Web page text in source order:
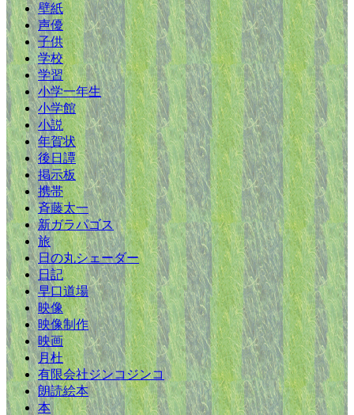
壁紙
声優
子供
学校
学習
小学一年生
小学館
小説
年賀状
後日譚
掲示板
携帯
斉藤太一
新ガラパゴス
旅
日の丸シェーダー
日記
早口道場
映像
映像制作
映画
月杜
有限会社ジンコジンコ
朗読絵本
本